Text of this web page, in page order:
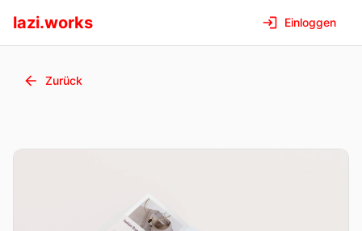
lazi.works Einloggen
Zurück